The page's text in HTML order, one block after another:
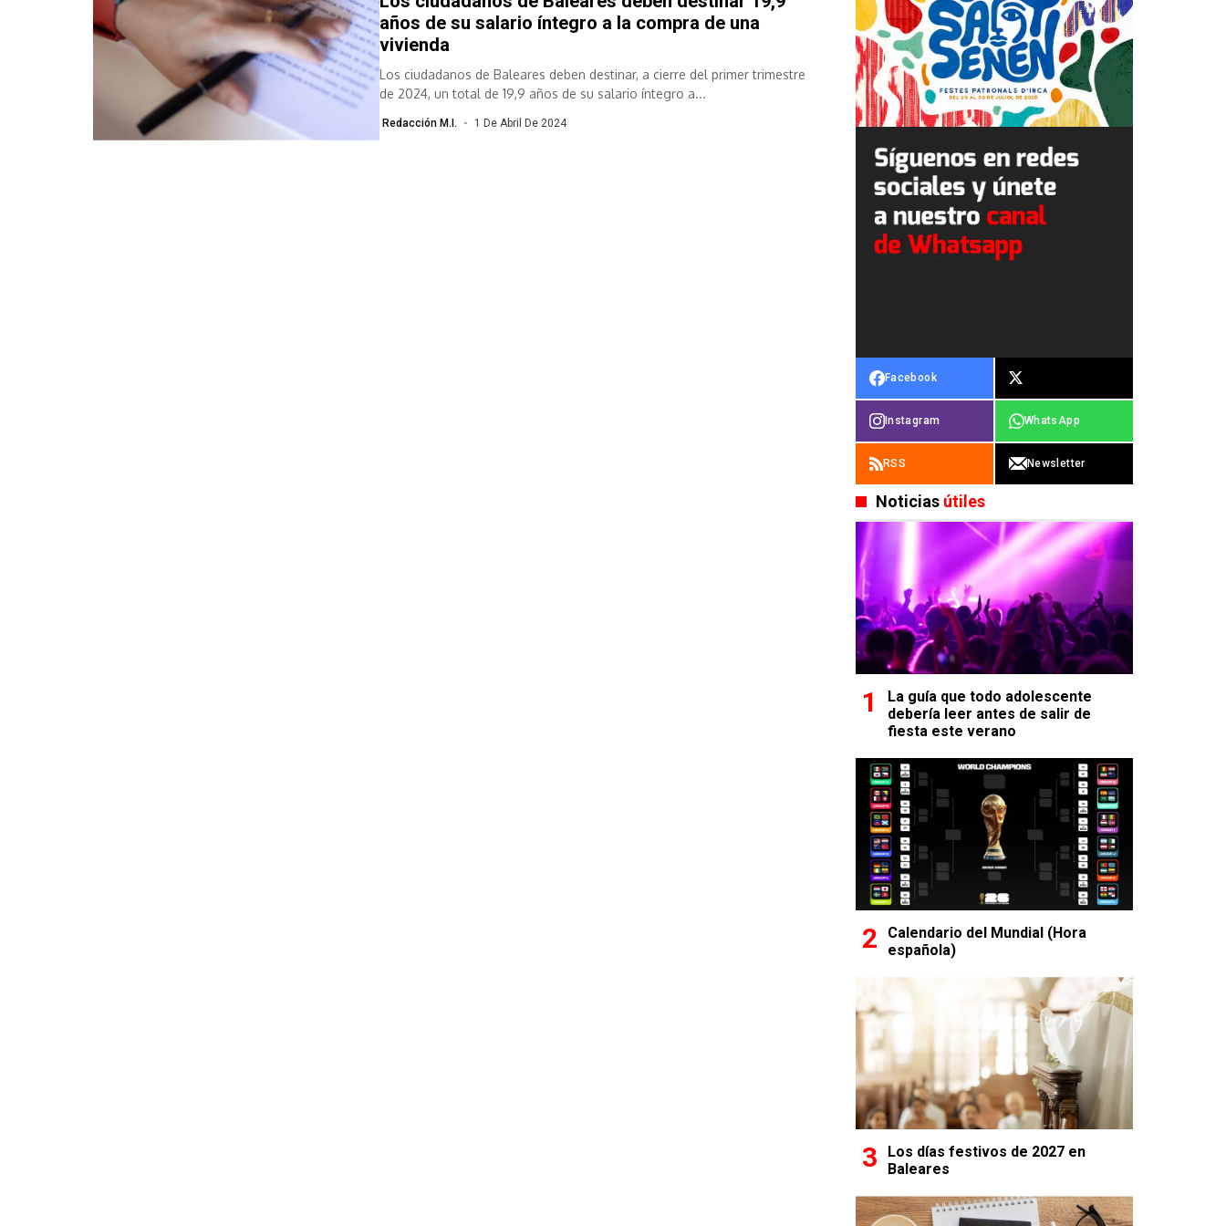
años de su salario íntegro a la compra de una
vivienda
Los ciudadanos de Baleares deben destinar, a cierre del primer trimestre
de 2024, un total de 19,9 años de su salario íntegro a...
Redacción M.I. 1 De Abril De 2024
Facebook
Instagram WhatsApp
RSS Newsletter
Noticias útiles
La guía que todo adolescente
debería leer antes de salir de
fiesta este verano
Calendario del Mundial (Hora
española)
Los días festivos de 2027 en
Baleares